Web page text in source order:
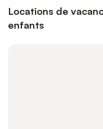
Locations de
enfants